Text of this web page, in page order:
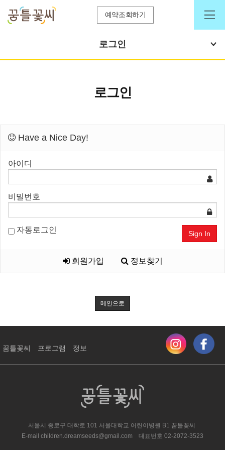
예약조회하기
로그인
로그인
Have a Nice Day!
아이디
비밀번호
자동로그인 Sign In
회원가입 정보찾기
메인으로
꿈틀꽃씨 프로그램 정보
서울시 종로구 대학로 101 서울대학교 어린이병원 ​B1 꿈틀꽃씨
E-mail children.dreamseeds@gmail.com 대표번호 02-2072-3523